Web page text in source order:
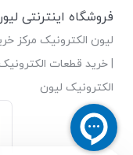
فروشگاه اینترنتی
لیون الکترونیک مرکز
| خرید قطعات
الکترونیک لیون